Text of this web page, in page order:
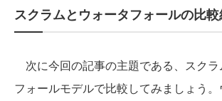
スクラムとウォータフォールの比
次に今回の記事の主題である、スク
フォールモデルで比較してみましょう